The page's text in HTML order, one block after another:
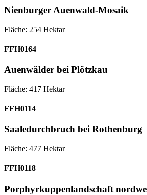
Nienburger Auenwald-Mosaik
Fläche: 254 Hektar
FFH0164
Auenwälder bei Plötzkau
Fläche: 417 Hektar
FFH0114
Saaledurchbruch bei Rothenburg
Fläche: 477 Hektar
FFH0118
Porphyrkuppen­landschaft